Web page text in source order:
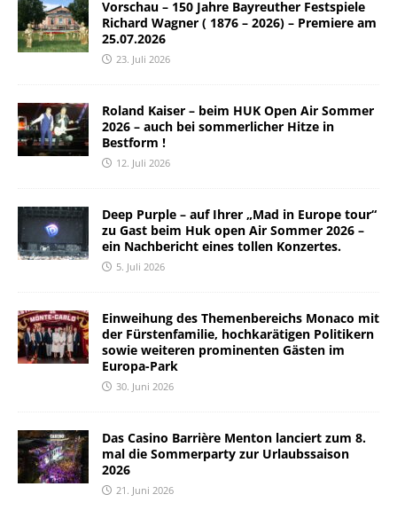
Vorschau – 150 Jahre Bayreuther Festspiele
Richard Wagner ( 1876 – 2026) – Premiere am
25.07.2026
23. Juli 2026
Roland Kaiser – beim HUK Open Air Sommer
2026 – auch bei sommerlicher Hitze in
Bestform !
12. Juli 2026
Deep Purple – auf Ihrer „Mad in Europe tour“
zu Gast beim Huk open Air Sommer 2026 –
ein Nachbericht eines tollen Konzertes.
5. Juli 2026
Einweihung des Themenbereichs Monaco mit
der Fürstenfamilie, hochkarätigen Politikern
sowie weiteren prominenten Gästen im
Europa-Park
30. Juni 2026
Das Casino Barrière Menton lanciert zum 8.
mal die Sommerparty zur Urlaubssaison
2026
21. Juni 2026